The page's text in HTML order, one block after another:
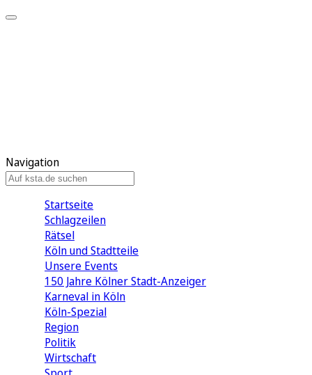
Navigation
Startseite
Schlagzeilen
Rätsel
Köln und Stadtteile
Unsere Events
150 Jahre Kölner Stadt-Anzeiger
Karneval in Köln
Köln-Spezial
Region
Politik
Wirtschaft